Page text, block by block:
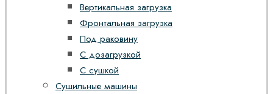
Вертикальная загрузка
Фронтальная загрузка
Под раковину
С дозагрузкой
С сушкой
Сушильные машины